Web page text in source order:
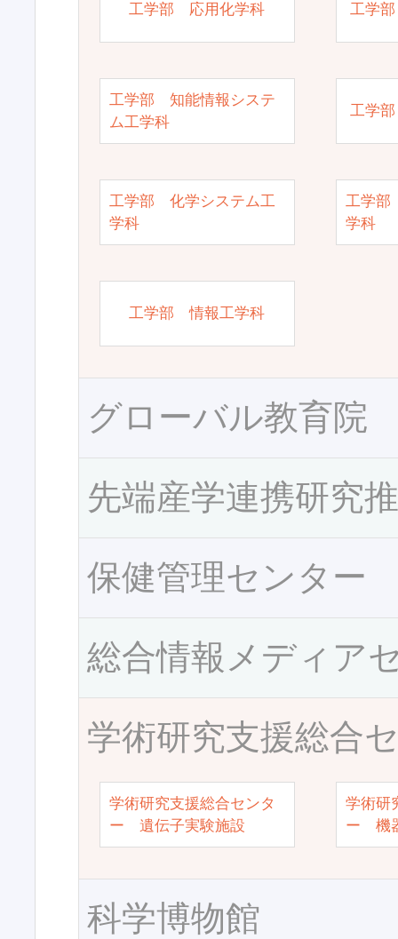
工学部 応用化学科 工学
工学部 知能情報システ
ム工学科
工学
工学部 化学システム工
学科
工学部
学科
工学部 情報工学科
グローバル教育院
先端産学連携研究
保健管理センター
総合情報メディア
学術研究支援総合
学術研究支援総合センタ
ー 遺伝子実験施設
学術研
ー 機
科学博物館